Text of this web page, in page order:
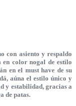
con asiento y respaldo
en color nogal de estilo
en el must have de su
aúna el estilo único y
y estabilidad, gracias a
de patas.